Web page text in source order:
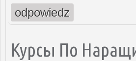
odpowiedz
Курсы По